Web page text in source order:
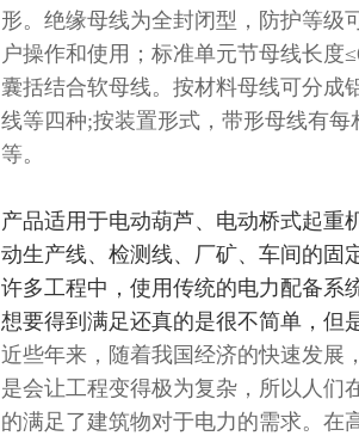
形。绝缘母线为全封闭型，防护等级
户操作和使用；标准单元节母线长度
囊括结合软母线。按材料母线可分成
线等四种;按装置形式，带形母线有每
等。
产品适用于电动葫芦、电动桥式起重
动生产线、检测线、厂矿、车间的固
许多工程中，使用传统的电力配备系
想要得到满足还真的是很不简单，但
近些年来，随着我国经济的快速发展
是会让工程变得极为复杂，所以人们
的满足了建筑物对于电力的需求。在